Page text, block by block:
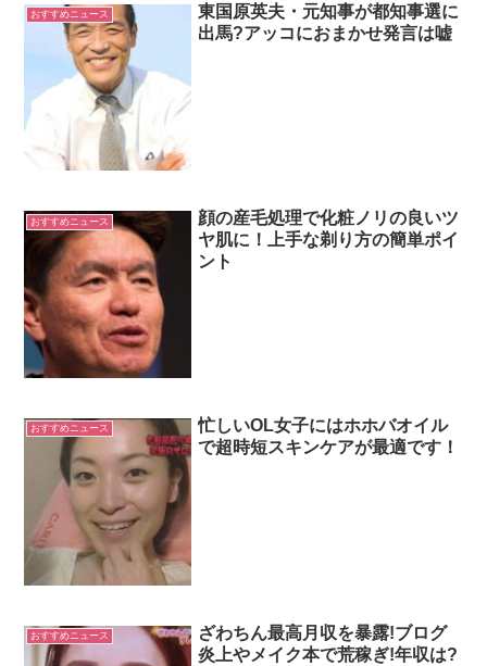
おすすめニュース
東国原英夫・元知事が都知事選に
出馬?アッコにおまかせ発言は嘘
おすすめニュース
顔の産毛処理で化粧ノリの良いツ
ヤ肌に！上手な剃り方の簡単ポイ
ント
おすすめニュース
忙しいOL女子にはホホバオイル
で超時短スキンケアが最適です！
おすすめニュース
ざわちん最高月収を暴露!ブログ
炎上やメイク本で荒稼ぎ!年収は?